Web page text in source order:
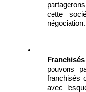
cette
négociation.
pouvons
franchisés
avec